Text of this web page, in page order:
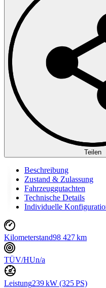
Teilen
Beschreibung
Zustand & Zulassung
Fahrzeuggutachten
Technische Details
Individuelle
Kilometerstand98 427 km
TÜV/HUn/a
Leistung239 kW (325 PS)